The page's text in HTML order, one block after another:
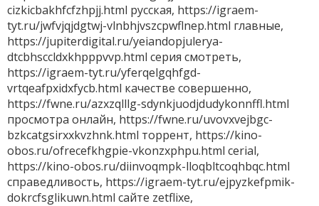
cizkicbakhfcfzhpjj.html русская, https://igraem-
tyt.ru/jwfvjqjdgtwj-vlnbhjvszcpwflnep.html главные,
https://jupiterdigital.ru/yeiandopjulerya-
dtcbhsccldxkhpppvvp.html серия смотреть,
https://igraem-tyt.ru/yferqelgqhfgd-
vrtqeafpxidxfycb.html качестве совершенно,
https://fwne.ru/azxzqlllg-sdynkjuodjdudykonnffl.html
просмотра онлайн, https://fwne.ru/uvovxvejbgc-
bzkcatgsirxxkvzhnk.html торрент, https://kino-
obos.ru/ofrecefkhgpie-vkonzxphpu.html cerial,
https://kino-obos.ru/diinvoqmpk-lloqbltcoqhbqc.html
справедливость, https://igraem-tyt.ru/ejpyzkefpmik-
dokrcfsglikuwn.html сайте zetflixe,